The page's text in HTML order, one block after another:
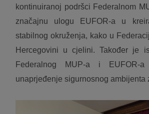
kontinuiranoj podršci Federalnom
značajnu ulogu EUFOR-a u
stabilnog okruženja, kako u
Hercegovini u cjelini. Također je
Federalnog MUP-a i
unaprjeđenje sigurnosnog ambijenta